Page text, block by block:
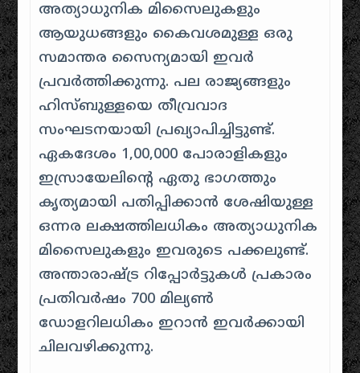
അത്യാധുനിക മിസൈലുകളും
ആയുധങ്ങളും കൈവശമുള്ള ഒരു
സമാന്തര സൈന്യമായി ഇവർ
പ്രവർത്തിക്കുന്നു. പല രാജ്യങ്ങളും
ഹിസ്ബുള്ളയെ തീവ്രവാദ
സംഘടനയായി പ്രഖ്യാപിച്ചിട്ടുണ്ട്.
ഏകദേശം 1,00,000 പോരാളികളും
ഇസ്രായേലിന്റെ ഏതു ഭാഗത്തും
കൃത്യമായി പതിപ്പിക്കാൻ ശേഷിയുള്ള
ഒന്നര ലക്ഷത്തിലധികം അത്യാധുനിക
മിസൈലുകളും ഇവരുടെ പക്കലുണ്ട്. ​
അന്താരാഷ്ട്ര റിപ്പോർട്ടുകൾ പ്രകാരം
പ്രതിവർഷം 700 മില്യൺ
ഡോളറിലധികം ഇറാൻ ഇവർക്കായി
ചിലവഴിക്കുന്നു.